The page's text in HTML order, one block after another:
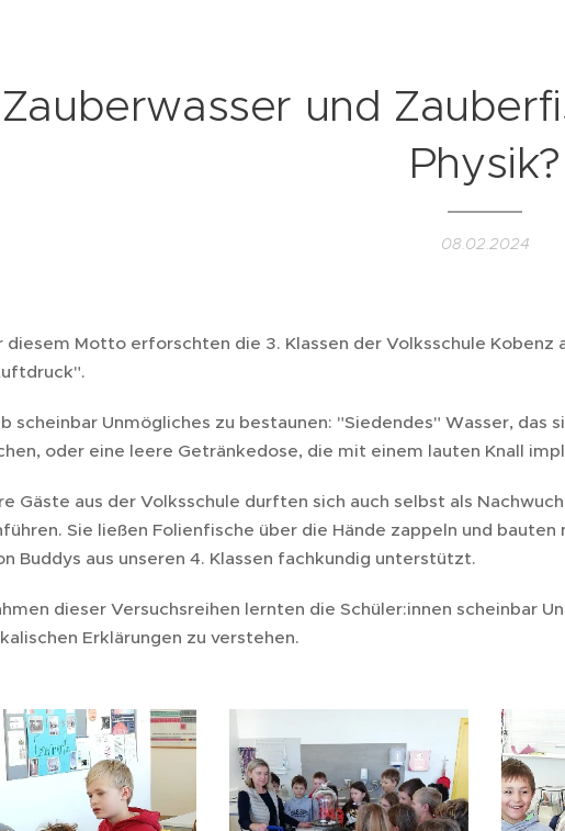
Zauberwasser und
Physik?
08.02.2024
diesem Motto erforschten die 3. Klassen der Volksschule Kobenz
scheinbar Unmögliches zu bestaunen: "Siedendes" Wasser,
oder eine leere Getränkedose, die mit einem lauten Knall
Gäste aus der Volksschule durften sich auch selbst als
Sie ließen Folienfische über die Hände zappeln und
Buddys aus unseren 4. Klassen fachkundig unterstützt.
dieser Versuchsreihen lernten die Schüler:innen scheinbar
Erklärungen zu verstehen.